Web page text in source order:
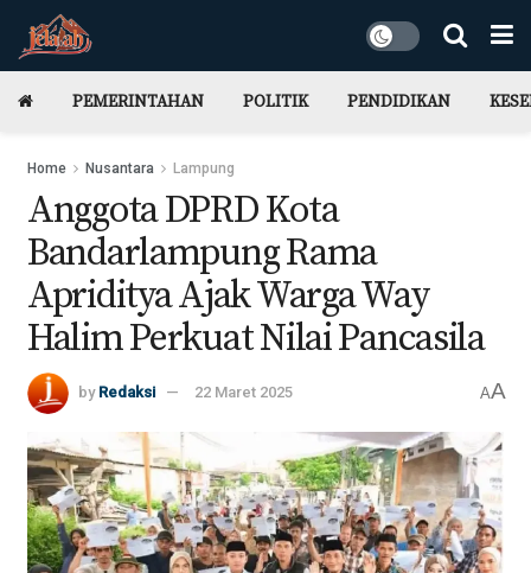
PEMERINTAHAN POLITIK PENDIDIKAN
Home Nusantara Lampung
Anggota DPRD Kota
Bandarlampung Rama
Apriditya Ajak Warga Way
Halim Perkuat Nilai Pancasila
by Redaksi 22 Maret 2025 AA